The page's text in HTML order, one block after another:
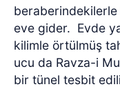
beraberindekilerle
eve gider. Evde
kilimle örtülmüş
ucu da Ravza-i
bir tünel tesbit